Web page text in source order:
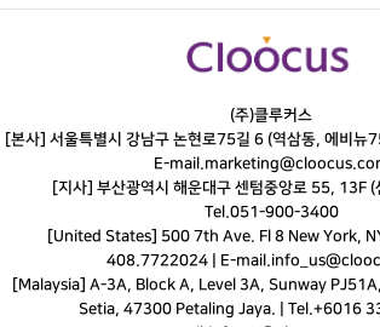
(주)클루커스
[본사] 서울특별시 강남구 논현로75길 6 (역삼동, 에비뉴
E-mail.
[지사] 부산광역시 해운대구 센텀중앙로 55, 13F (
Tel.051-900-3400
[United States] 500 7th Ave. Fl 8 New York,
408.7722024 | E-mail.
[Malaysia] A-3A, Block A, Level 3A, Sunway
Setia, 47300 Petaling Jaya. | Tel.+6016